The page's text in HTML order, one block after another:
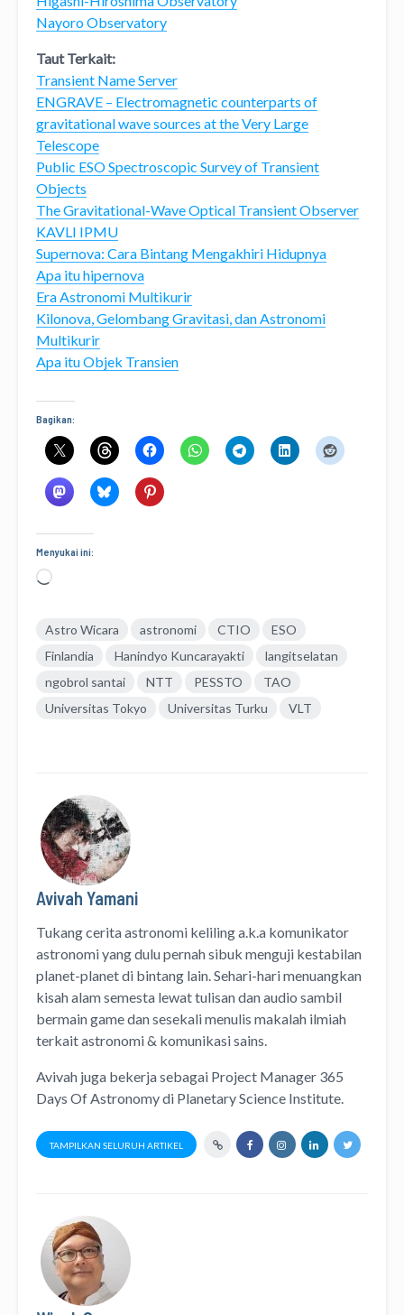
Nayoro Observatory
Taut Terkait:
Transient Name Server
ENGRAVE – Electromagnetic counterparts of
gravitational wave sources at the Very Large
Telescope
Public ESO Spectroscopic Survey of Transient
Objects
The Gravitational-Wave Optical Transient Observer
KAVLI IPMU
Supernova: Cara Bintang Mengakhiri Hidupnya
Apa itu hipernova
Era Astronomi Multikurir
Kilonova, Gelombang Gravitasi, dan Astronomi
Multikurir
Apa itu Objek Transien
Bagikan:
Menyukai ini:
Memuat...
Astro Wicara astronomi CTIO
ESO
Finlandia
Hanindyo Kuncarayakti
langitselatan
ngobrol santai
NTT PESSTO
TAO
Universitas Tokyo
Universitas Turku VLT
Avivah Yamani
Tukang cerita astronomi kelilinga.k.a komunikator
astronomiyang dulu pernah sibuk menguji kestabilan
planet-planet di bintang lain. Sehari-hari menuangkan
kisah alam semesta lewattulisandanaudio sambil
bermain game dan sesekali menulis makalah ilmiah
terkait astronomi & komunikasi sains.
Avivah juga bekerja sebagai Project Manager 365
Days Of Astronomydi Planetary Science Institute.
TAMPILKAN SELURUH ARTIKEL